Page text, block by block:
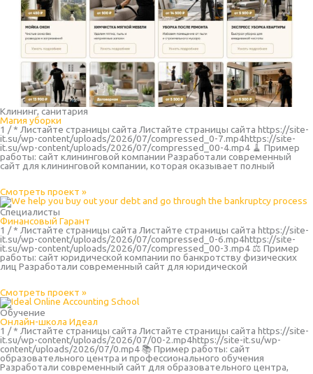
Клининг, санитария
Магия уборки
1 / * Листайте страницы сайта Листайте страницы сайта https://site-
it.su/wp-content/uploads/2026/07/compressed_0-7.mp4https://site-
it.su/wp-content/uploads/2026/07/compressed_00-4.mp4 🧹 Пример
работы: сайт клининговой компании Разработали современный
сайт для клининговой компании, которая оказывает полный
Смотреть проект »
Специалисты
Финансовый Гарант
1 / * Листайте страницы сайта Листайте страницы сайта https://site-
it.su/wp-content/uploads/2026/07/compressed_0-6.mp4https://site-
it.su/wp-content/uploads/2026/07/compressed_00-3.mp4 ⚖️ Пример
работы: сайт юридической компании по банкротству физических
лиц Разработали современный сайт для юридической
Смотреть проект »
Обучение
Онлайн-школа Идеал
1 / * Листайте страницы сайта Листайте страницы сайта https://site-
it.su/wp-content/uploads/2026/07/00-2.mp4https://site-it.su/wp-
content/uploads/2026/07/0.mp4 📚 Пример работы: сайт
образовательного центра и профессионального обучения
Разработали современный сайт для образовательного центра,